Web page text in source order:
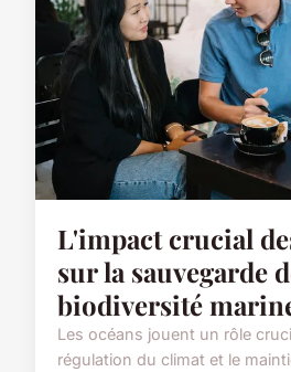
L'impact crucial
sur la sauvegarde
biodiversité
Les océans jouent un rôle
régulation du climat et le